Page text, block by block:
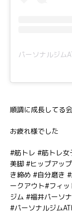
順調に成長してる
お疲れ様でした
#筋トレ #筋トレ
美脚 #ヒップアッ
き締め #自分磨き
ークアウト#フィ
ジム #福井パーソ
#パーソナルジム